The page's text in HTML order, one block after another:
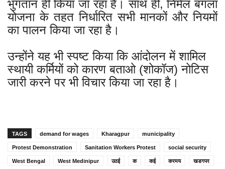
भुगतान ही किया जा रहा है। साथ ही, निर्मल बंगला
योजना के तहत निर्धारित सभी मानकों और नियमों
का पालन किया जा रहा है।
उन्होंने यह भी स्पष्ट किया कि आंदोलन में शामिल
स्थायी कर्मियों को कारण बताओ (शोकॉज) नोटिस
जारी करने पर भी विचार किया जा रहा है।
TAGS demand for wages Kharagpur municipality
Protest Demonstration Sanitation Workers Protest social security
West Bengal West Medinipur उठई क कई करमय खडगपर